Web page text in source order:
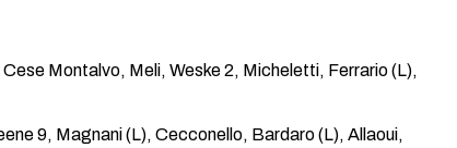
Montalvo, Meli, Weske 2, Micheletti, Ferrario (L),
9, Magnani (L), Cecconello, Bardaro (L), Allaoui,